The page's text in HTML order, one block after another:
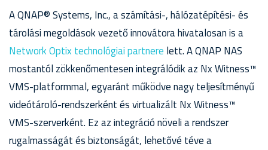
A QNAP® Systems, Inc., a számítási-, hálózatépítési- és
tárolási megoldások vezető innovátora hivatalosan is a
Network Optix technológiai partnere lett. A QNAP NAS
mostantól zökkenőmentesen integrálódik az Nx Witness™
VMS-platformmal, egyaránt működve nagy teljesítményű
videótároló-rendszerként és virtualizált Nx Witness™
VMS-szerverként. Ez az integráció növeli a rendszer
rugalmasságát és biztonságát, lehetővé téve a